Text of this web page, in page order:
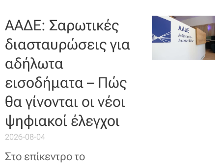
ΑΑΔΕ: Σαρωτικές
διασταυρώσεις για
αδήλωτα
εισοδήματα – Πώς
θα γίνονται οι νέοι
ψηφιακοί έλεγχοι
2026-08-04
Στο επίκεντρο το